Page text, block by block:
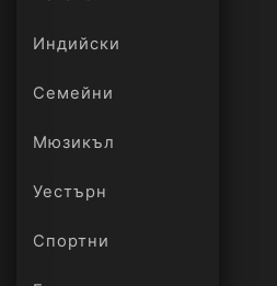
Индийски
Семейни
Мюзикъл
Уестърн
Спортни